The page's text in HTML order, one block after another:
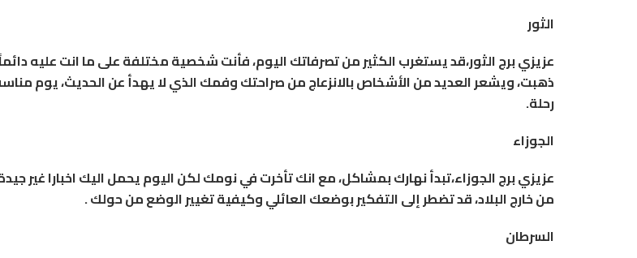
الثور
عزيزي برج الثور،قد يستغرب الكثير من تصرفاتك اليوم، فأنت شخصية مختلفة على ما انت عليه
ذهبت، ويشعر العديد من الأشخاص بالانزعاج من صراحتك وفمك الذي لا يهدأ عن الحديث، يوم
رحلة.
الجوزاء
عزيزي برج الجوزاء،تبدأ نهارك بمشاكل، مع انك تأخرت في نومك لكن اليوم يحمل اليك اخبارا غير
من خارج البلاد، قد تضطر إلى التفكير بوضعك العائلي وكيفية تغيير الوضع من حولك .
السرطان